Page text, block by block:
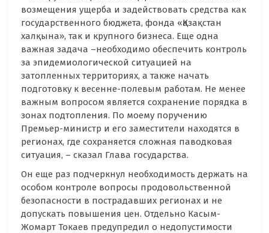
возмещения ущерба и задействовать средства как
государственного бюджета, фонда «Қазақстан
халқына», так и крупного бизнеса. Еще одна
важная задача –необходимо обеспечить контроль
за эпидемиологической ситуацией на
затопленных территориях, а также начать
подготовку к весенне-полевым работам. Не менее
важным вопросом является сохранение порядка в
зонах подтопления. По моему поручению
Премьер-министр и его заместители находятся в
регионах, где сохраняется сложная паводковая
ситуация, – сказал Глава государства.
Он еще раз подчеркнул необходимость держать на
особом контроле вопросы продовольственной
безопасности в пострадавших регионах и не
допускать повышения цен. Отдельно Касым-
Жомарт Токаев предупредил о недопустимости